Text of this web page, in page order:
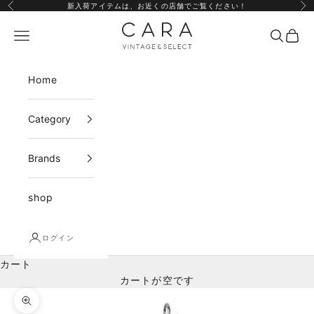
コンテンツへスキップ
前へ 新入荷アイテムは、 お近くの店舗でご覧ください！ 次
CARA vintage&select
メニュー 検索カー
Home
Category
Brands
shop
ログイン
カート
カートが空です
ズームイン